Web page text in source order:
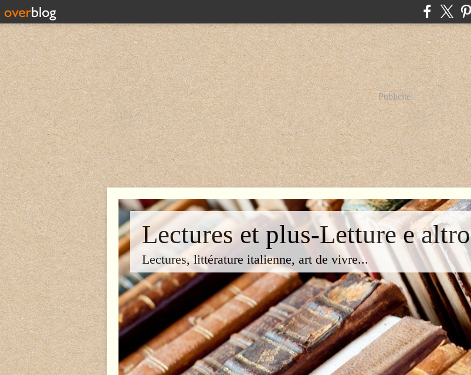
Publicité
Lectures et plus-Letture e altro
Lectures, littérature italienne, art de vivre...